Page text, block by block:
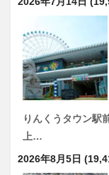
りんくうタウン駅
上…
2026年8月5日